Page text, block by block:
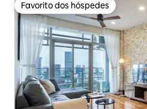
Favorito dos hóspedes
Favorito dos hóspedes